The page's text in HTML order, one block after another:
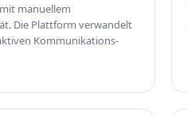
manuellem
Die Plattform verwandelt
Kommunikations-